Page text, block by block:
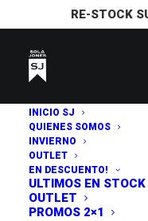
RE-STOCK
INICIO SJ
QUIENES SOMOS
INVIERNO
OUTLET
EN DESCUENTO!
ULTIMOS EN STOCK
OUTLET
PROMOS 2×1
ORDENAR
ORDENAR